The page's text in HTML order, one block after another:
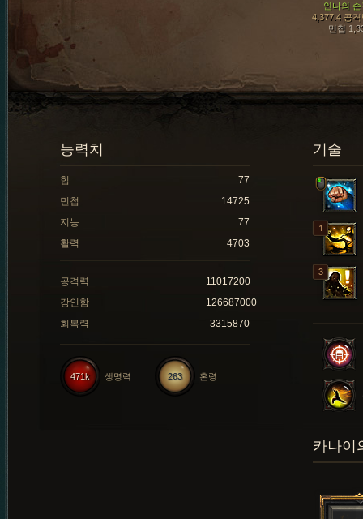
인나의 손
4,377.4 공격
민첩
기술
능력치
힘
77
민첩
14725
지능
77
활력
4703
공격력
11017200
강인함
126687000
회복력
3315870
263 혼령
471k 생명력
카나이